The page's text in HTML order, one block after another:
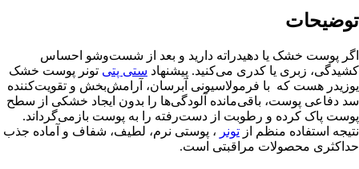
توضیحات
اگر پوست خشک یا دهیدراته دارید و بعد از شست‌وشو احساس
کشیدگی، زبری یا کدری می‌کنید. پیشنهاد ستی پتی تونر پوست خشک
یوزیدر هست که با فرمولاسیونی آبرسان، آرامش‌بخش و تقویت‌کننده
سد دفاعی پوست، باقی‌مانده آلودگی‌ها را بدون ایجاد خشکی از سطح
پوست پاک کرده و رطوبت از دست‌رفته را به پوست بازمی‌گرداند.
نتیجه استفاده منظم از تونر ، پوستی نرم، لطیف، شفاف و آماده جذب
حداکثری محصولات مراقبتی است.